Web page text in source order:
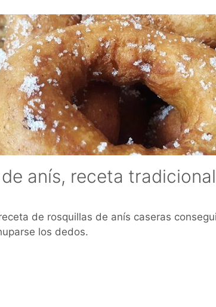
anís, receta
de rosquillas de anís caseras
los dedos.